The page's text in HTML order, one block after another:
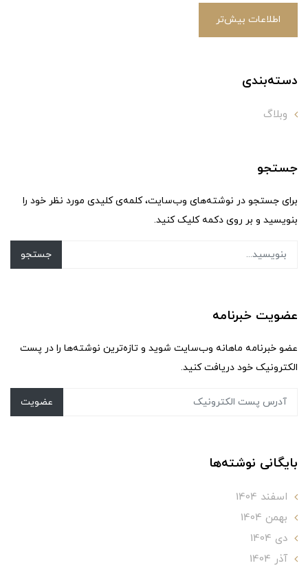
اطلاعات بیش‌تر
دسته‌بندی
وبلاگ
جستجو
برای جستجو در نوشته‌های وب‌سایت، کلمه‌ی کلیدی مورد نظر خود را
بنویسید و بر روی دکمه کلیک کنید.
جستجو
عضویت خبرنامه
عضو خبرنامه ماهانه وب‌سایت شوید و تازه‌ترین نوشته‌ها را در پست
الکترونیک خود دریافت کنید.
عضویت
بایگانی نوشته‌ها
اسفند 1404
بهمن 1404
دی 1404
آذر 1404